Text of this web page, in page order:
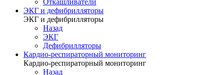
Откашливатели
ЭКГ и дефибрилляторы
ЭКГ и дефибрилляторы
Назад
ЭКГ
Дефибрилляторы
Кардио-респираторный мониторинг
Кардио-респираторный мониторинг
Назад